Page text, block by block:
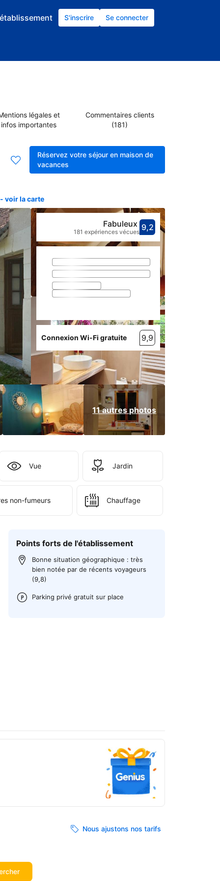
S'inscrire Se connecter
légales et
infos importantes
Commentaires clients
(181)
Réservez votre séjour en maison de
vacances
voir la carte
11 autres photos
Avec une
9,2fabuleux
Fabuleux
181 expériences vécues
Connexion Wi-Fi gratuite 9,9
Vue Jardin
non-fumeurs Chauffage
Points forts de l'établissement
Bonne situation géographique : très
bien notée par de récents voyageurs
(9,8)
Parking privé gratuit sur place
Nous ajustons nos tarifs